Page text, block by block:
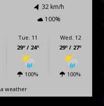
32 km/h
100%
Tue. 11
29º / 24º
100%
Wed. 12
29º / 27º
100%
weather